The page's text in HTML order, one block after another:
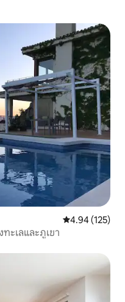
คะแนนเฉลี่ย
4.94 (125)
ะเลและภูเขา